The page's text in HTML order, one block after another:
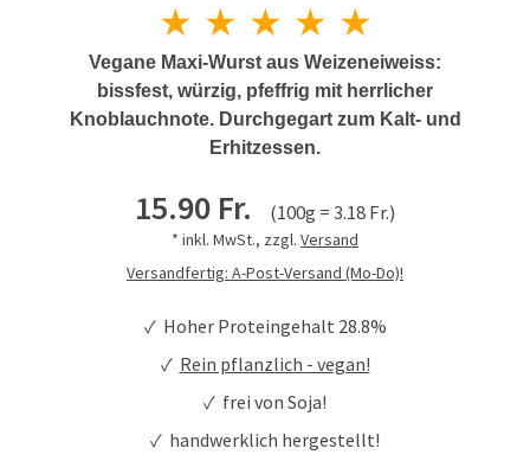
★ ★ ★ ★ ★
Vegane Maxi-Wurst aus Weizeneiweiss:
bissfest, würzig, pfeffrig mit herrlicher
Knoblauchnote. Durchgegart zum Kalt- und
Erhitzessen.
15.90 Fr. (100g = 3.18 Fr.)
* inkl. MwSt., zzgl. Versand
Versandfertig: A-Post-Versand (Mo-Do)!
✓ Hoher Proteingehalt 28.8%
✓ Rein pflanzlich - vegan!
✓ frei von Soja!
✓ handwerklich hergestellt!